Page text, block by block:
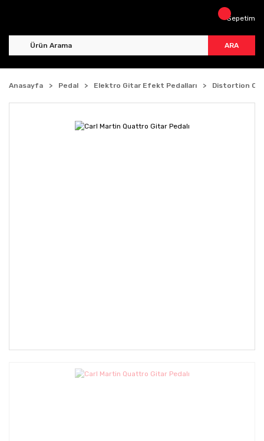
ARA
Sepetim
Anasayfa Pedal Elektro Gitar Efekt Pedalları Distortion